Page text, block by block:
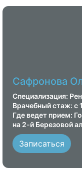
Сафронова
Специализация:
Врачебный стаж: с
Где ведет прием:
на 2-й Березовой
Записаться